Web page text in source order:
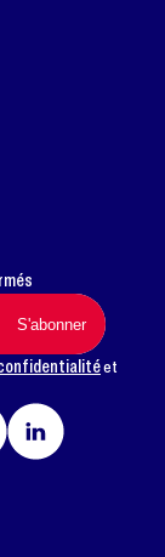
et